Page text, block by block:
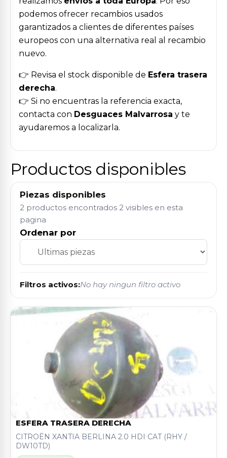
podemos ofrecer recambios usados
garantizados a clientes de diferentes países
europeos con una alternativa real al recambio
nuevo.
👉 Revisa el stock disponible de Esfera trasera
derecha.
👉 Si no encuentras la referencia exacta,
contacta con Desguaces Malvarrosa y te
ayudaremos a localizarla.
Productos disponibles
Piezas disponibles
2 productos encontrados 2 visibles en esta
pagina
Ordenar por
Filtros activos:No hay ningun filtro activo
ESFERA TRASERA DERECHA
CITROËN XANTIA BERLINA 2.0 HDI CAT (RHY /
DW10TD)